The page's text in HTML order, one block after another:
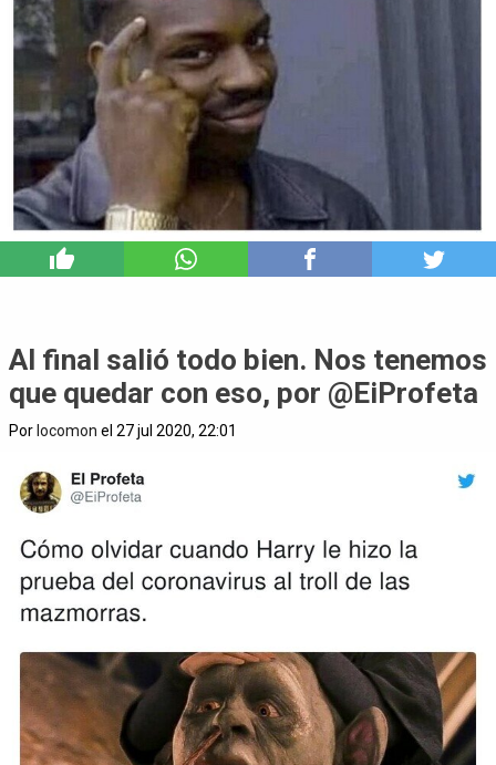
Al final salió todo bien. Nos tenemos
que quedar con eso, por @EiProfeta
Por locomon el 27 jul 2020, 22:01